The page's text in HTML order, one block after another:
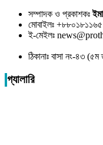
সম্পাদক ও প্রকাশকঃ
মোবাইলঃ
ই-মেইলঃ
ঠিকানাঃ বাসা নং-৪৩
গ্যালারি